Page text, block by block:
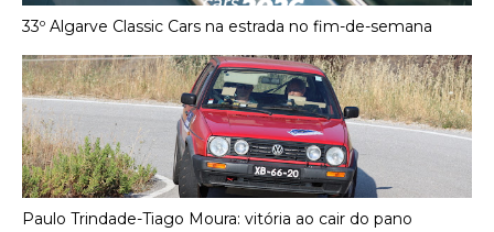
33º Algarve Classic Cars na estrada no fim-de-semana
Paulo Trindade-Tiago Moura: vitória ao cair do pano